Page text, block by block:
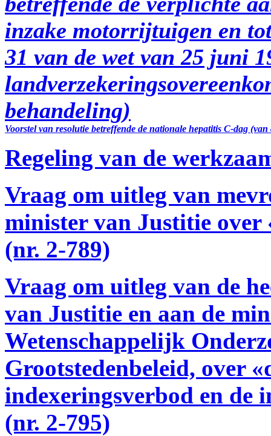
inzake motorrijtuigen en
31 van de wet van 25 juni
behandeling)
Voorstel van resolutie betreffende de nationale hepatitis C-dag
Regeling van de
Vraag om uitleg van
minister van Justitie over
(nr. 2-789)
Vraag om uitleg van de
van Justitie en aan de
Wetenschappelijk
Grootstedenbeleid, over
indexeringsverbod en de
(nr. 2-795)